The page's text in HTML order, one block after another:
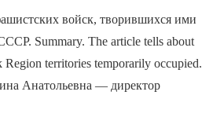
войск, творившихся ими
Summary. The article tells about
Region territories temporarily occupied.
Анатольевна — директор